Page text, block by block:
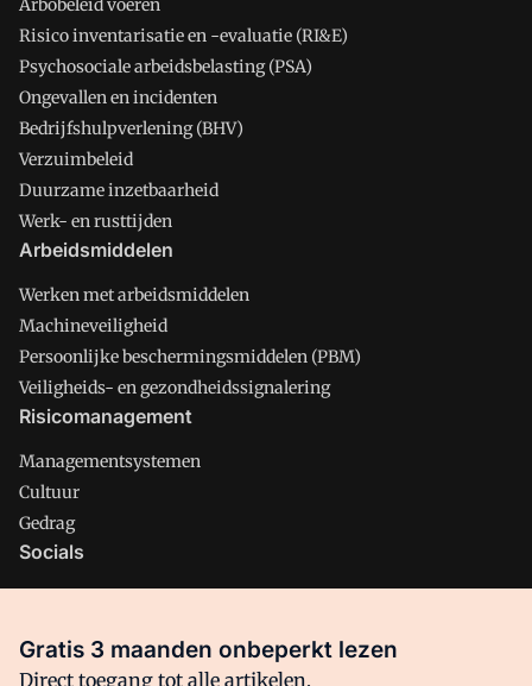
Arbobeleid voeren
Risico inventarisatie en -evaluatie (RI&E)
Psychosociale arbeidsbelasting (PSA)
Ongevallen en incidenten
Bedrijfshulpverlening (BHV)
Verzuimbeleid
Duurzame inzetbaarheid
Werk- en rusttijden
Arbeidsmiddelen
Werken met arbeidsmiddelen
Machineveiligheid
Persoonlijke beschermingsmiddelen (PBM)
Veiligheids- en gezondheidssignalering
Risicomanagement
Managementsystemen
Cultuur
Gedrag
Socials
Facebook
Gratis 3 maanden onbeperkt lezen
Direct toegang tot alle artikelen,